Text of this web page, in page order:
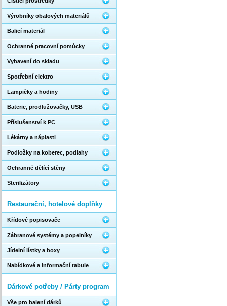
Výrobníky obalových materiálů
Balicí materiál
Ochranné pracovní pomůcky
Vybavení do skladu
Spotřební elektro
Lampičky a hodiny
Baterie, prodlužovačky, USB
Příslušenství k PC
Lékárny a náplasti
Podložky na koberec, podlahy
Ochranné dělící stěny
Sterilizátory
Restaurační, hotelové doplňky
Křídové popisovače
Zábranové systémy a popelníky
Jídelní lístky a boxy
Nabídkové a informační tabule
Dárkové potřeby / Párty program
Vše pro balení dárků